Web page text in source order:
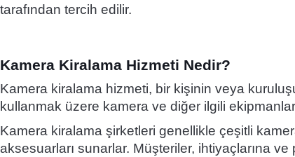
tarafından tercih edilir.
Kamera Kiralama Hizmeti Nedir?
Kamera kiralama hizmeti, bir kişinin veya
kullanmak üzere kamera ve diğer ilgili
Kamera kiralama şirketleri genellikle çeşitli
aksesuarları sunarlar. Müşteriler, ihtiyaçlarına